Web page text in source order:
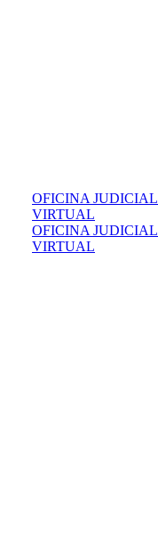
OFICINA JUDICIAL
VIRTUAL
OFICINA JUDICIAL
VIRTUAL